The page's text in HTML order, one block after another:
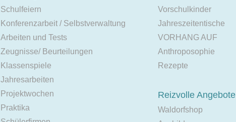
Schulfeiern
Konferenzarbeit / Selbstverwaltung
Arbeiten und Tests
Zeugnisse/ Beurteilungen
Klassenspiele
Jahresarbeiten
Projektwochen
Praktika
Vorschulkinder
Jahreszeitentische
VORHANG AUF
Anthroposophie
Rezepte
Reizvolle Angebote
Waldorfshop